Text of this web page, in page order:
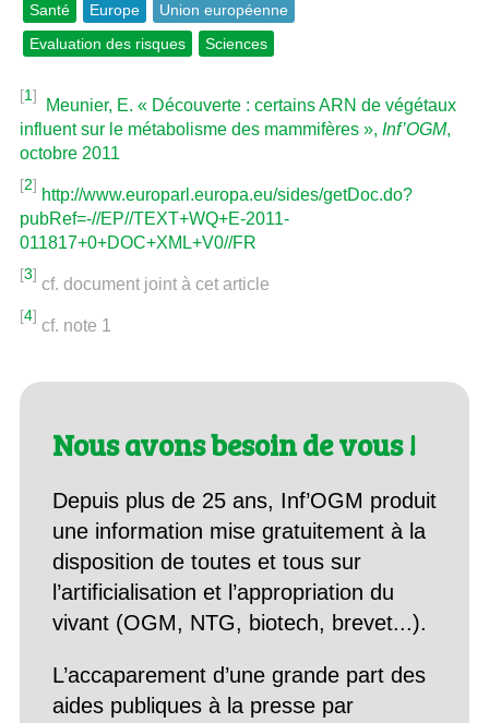
Santé Europe
Union européenne
Evaluation des risques
Sciences
[1]
Meunier, E. « Découverte : certains ARN de végétaux
influent sur le métabolisme des mammifères », Inf’OGM,
octobre 2011
[2]
http://www.europarl.europa.eu/sides/getDoc.do?
pubRef=-//EP//TEXT+WQ+E-2011-
011817+0+DOC+XML+V0//FR
[3]
cf. document joint à cet article
[4]
cf. note 1
Nous avons besoin de vous !
Depuis plus de 25 ans, Inf’OGM produit
une information mise gratuitement à la
disposition de toutes et tous sur
l’artificialisation et l’appropriation du
vivant (OGM, NTG, biotech, brevet...).
L’accaparement d’une grande part des
aides publiques à la presse par